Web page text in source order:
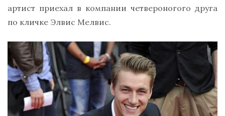
артист приехал в компании четвероногого друга
по кличке Элвис Мелвис.